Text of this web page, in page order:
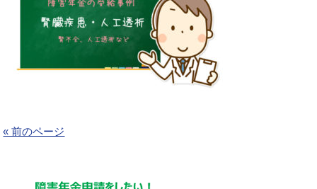
« 前のページ